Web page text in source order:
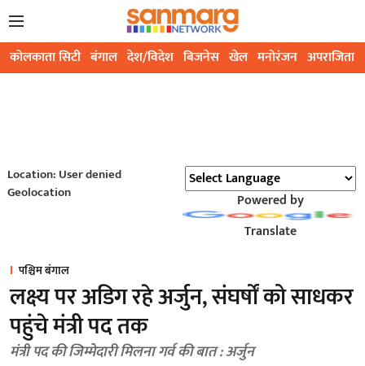
कोलकाता सिटी बंगाल देश/विदेश बिजनेस खेल मनोरंजन अपराजिता
Location: User denied
Geolocation
Powered by
Translate
पश्चिम बंगाल
लक्ष्य पर अडिग रहे अर्जुन, संघर्षों को साधकर
पहुंचे मंत्री पद तक
मंत्री पद की जिम्मेदारी मिलना गर्व की बात : अर्जुन